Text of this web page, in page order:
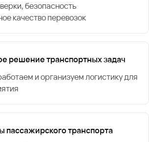
безопасность
качество перевозок
решение транспортных задач
и организуем логистику для
пассажирского транспорта